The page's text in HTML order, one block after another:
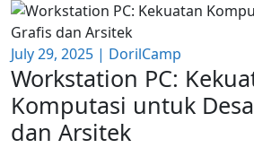
July 29, 2025 | DorilCamp
Workstation PC:
Komputasi untuk
dan Arsitek